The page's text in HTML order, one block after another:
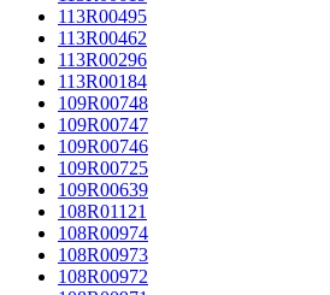
113R00495
113R00462
113R00296
113R00184
109R00748
109R00747
109R00746
109R00725
109R00639
108R01121
108R00974
108R00973
108R00972